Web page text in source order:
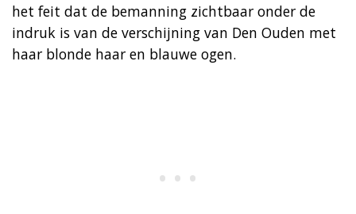
het feit dat de bemanning zichtbaar onder de
indruk is van de verschijning van Den Ouden met
haar blonde haar en blauwe ogen.